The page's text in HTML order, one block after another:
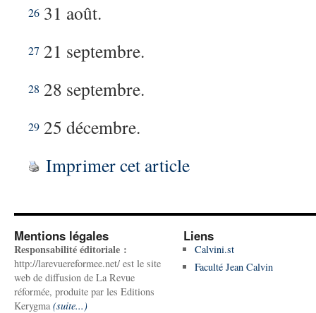
26 31 août.
27 21 septembre.
28 28 septembre.
29 25 décembre.
Imprimer cet article
Mentions légales
Responsabilité éditoriale :
http://larevuereformee.net/ est le site
web de diffusion de La Revue
réformée, produite par les Editions
Kerygma (suite...)
Liens
Calvini.st
Faculté Jean Calvin